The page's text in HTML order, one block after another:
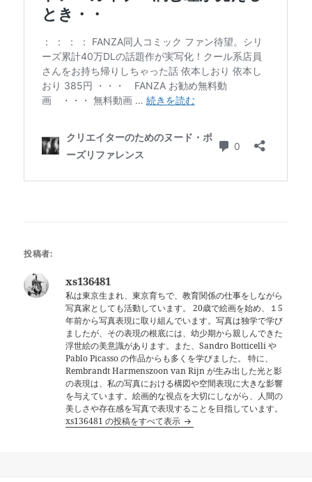
投稿者:
xs136481
私は東京生まれ、東京育ちで、教育関係の仕事をしながら
写真家としても活動しています。 20歳で絵画を始め、１5
年前から写真表現に取り組んでいます。写真は独学で学び
ましたが、その表現の根底には、幼少期から親しんできた
浮世絵の美意識があります。また、Sandro Botticelli や
Pablo Picasso の作品からも多くを学びました。 特に、
Rembrandt Harmenszoon van Rijn が生み出した光と影
の表現は、私の写真における構図や空間表現に大きな影響
を与えています。絵画的な視点を大切にしながら、人間の
美しさや存在感を写真で表現することを目指しています。
xs136481 の投稿をすべて表示